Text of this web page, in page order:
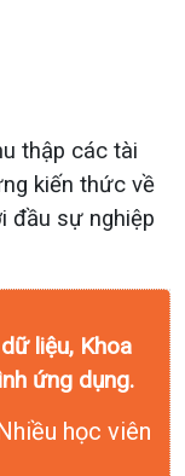
thập các tài
kiến ​​thức về
đầu sự nghiệp
liệu, Khoa
ứng dụng.
học viên